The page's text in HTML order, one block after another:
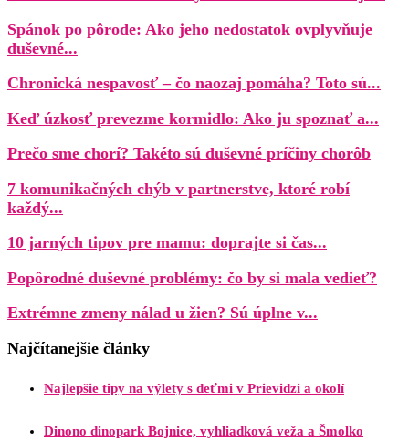
Spánok po pôrode: Ako jeho nedostatok ovplyvňuje
duševné...
Chronická nespavosť – čo naozaj pomáha? Toto sú...
Keď úzkosť prevezme kormidlo: Ako ju spoznať a...
Prečo sme chorí? Takéto sú duševné príčiny chorôb
7 komunikačných chýb v partnerstve, ktoré robí
každý...
10 jarných tipov pre mamu: doprajte si čas...
Popôrodné duševné problémy: čo by si mala vedieť?
Extrémne zmeny nálad u žien? Sú úplne v...
Najčítanejšie články
Najlepšie tipy na výlety s deťmi v Prievidzi a okolí
Dinono dinopark Bojnice, vyhliadková veža a Šmolko